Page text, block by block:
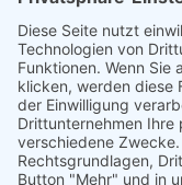
Förderung
© 1987 – 2025
Storchenhof Loburg e.V.
Alle Rechte vorbehalten.
Cookie-Einstellungen